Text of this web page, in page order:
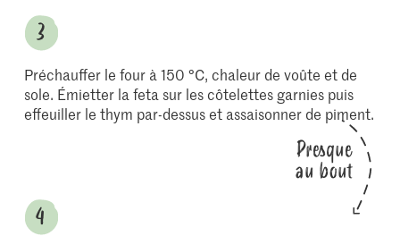
Préchauffer le four à 150 °C, chaleur de voûte et de
sole. Émietter la feta sur les côtelettes garnies puis
effeuiller le thym par-dessus et assaisonner de piment.
Presque
au bout